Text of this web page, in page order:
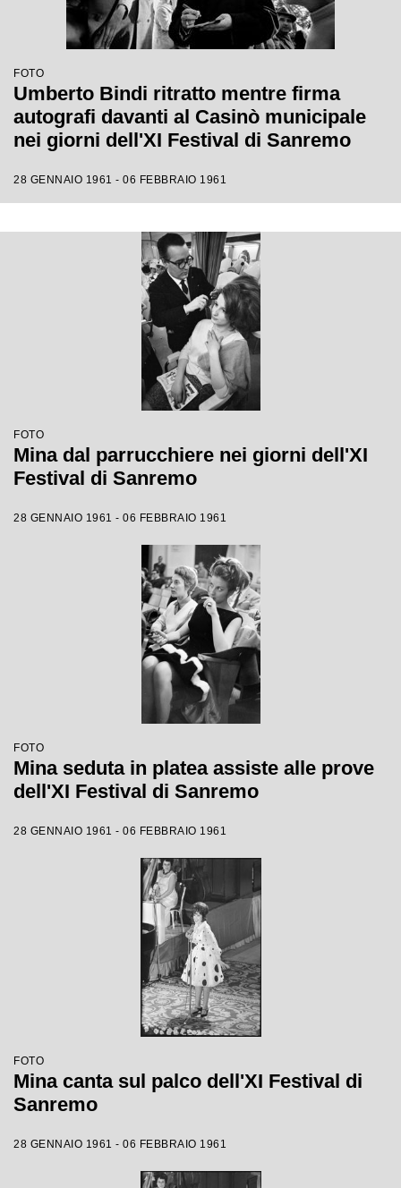
FOTO
Umberto Bindi ritratto mentre firma
autografi davanti al Casinò municipale
nei giorni dell'XI Festival di Sanremo
28 GENNAIO 1961 - 06 FEBBRAIO 1961
FOTO
Mina dal parrucchiere nei giorni dell'XI
Festival di Sanremo
28 GENNAIO 1961 - 06 FEBBRAIO 1961
FOTO
Mina seduta in platea assiste alle prove
dell'XI Festival di Sanremo
28 GENNAIO 1961 - 06 FEBBRAIO 1961
FOTO
Mina canta sul palco dell'XI Festival di
Sanremo
28 GENNAIO 1961 - 06 FEBBRAIO 1961